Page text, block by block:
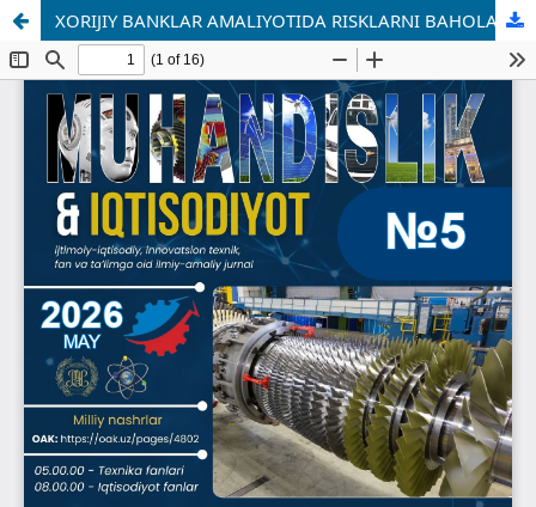
XORIJIY BANKLAR AMALIYOTIDA RISKLARNI BAHOLASH VA BOSHQARISH TAJRIBASI